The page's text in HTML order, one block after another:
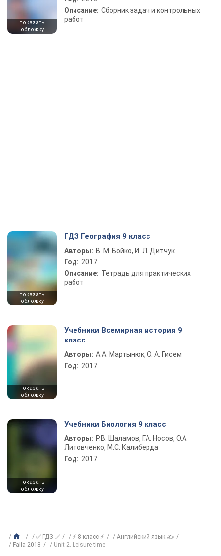
показать
обложку
Описание: Сборник задач и контрольных
работ
показать
обложку
ГДЗ География 9 класс
Авторы: В. М. Бойко, И. Л. Дитчук
Год: 2017
Описание: Тетрадь для практических
работ
показать
обложку
Учебники Всемирная история 9
класс
Авторы: А.А. Мартынюк, О. А. Гисем
Год: 2017
показать
обложку
Учебники Биология 9 класс
Авторы: Р.В. Шаламов, Г.А. Носов, О.А.
Литовченко, М.С. Калиберда
Год: 2017
✅ ГДЗ ✅ ⚡ 8 класс ⚡
Английский язык ✍
Falla-2018
Unit 2. Leisure time